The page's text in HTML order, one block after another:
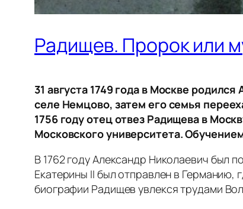
Радищев. Пророк или
31 августа 1749 года в Москве
селе Немцово, затем его семья
1756 году отец отвез Радищева в
Московского университета.
В 1762 году Александр Николаевич был
Екатерины II был отправлен в Германию,
биографии Радищев увлекся трудами